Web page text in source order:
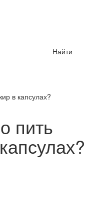
Найти
в капсулах?
пить